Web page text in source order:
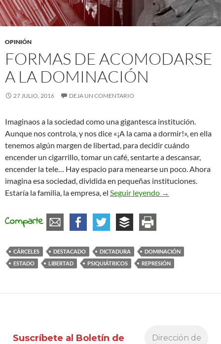
OPINIÓN
FORMAS DE ACOMODARSE
A LA DOMINACIÓN
27 JULIO, 2016 DEJA UN COMENTARIO
Imaginaos a la sociedad como una gigantesca institución.
Aunque nos controla, y nos dice «¡A la cama a dormir!», en ella
tenemos algún margen de libertad, para decidir cuándo
encender un cigarrillo, tomar un café, sentarte a descansar,
encender la tele… Hay espacio para menearse un poco. Ahora
imagina esa sociedad, dividida en pequeñas instituciones.
Estaría la familia, la empresa, el Seguir leyendo Formas de
→
Comparte
CÁRCELES DESTACADO DICTADURA
DOMINACIÓN
ESTADO
LIBERTAD PSIQUIÁTRICOS REPRESIÓN
Suscríbete al Boletín de